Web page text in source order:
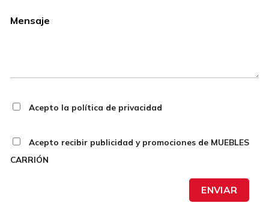
Acepto la política de privacidad
Acepto recibir publicidad y promociones de MUEBLES
CARRIÓN
ENVIAR